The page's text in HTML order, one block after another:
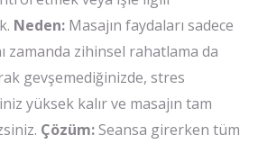
Neden: Masajın faydaları sadece
zamanda zihinsel rahatlama da
gevşemediğinizde, stres
yüksek kalır ve masajın tam
Çözüm:Seansa girerken tüm